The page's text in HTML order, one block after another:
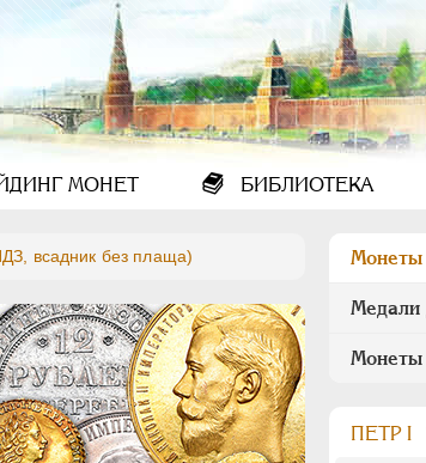
МОНЕТ БИБЛИОТЕКА
всадник без плаща) Монеты
Медали
ПEТР I